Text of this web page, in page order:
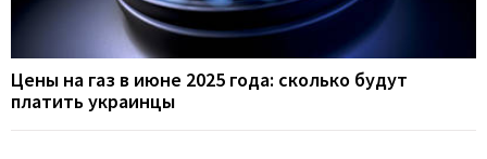
Цены на газ в июне 2025 года: сколько будут
платить украинцы